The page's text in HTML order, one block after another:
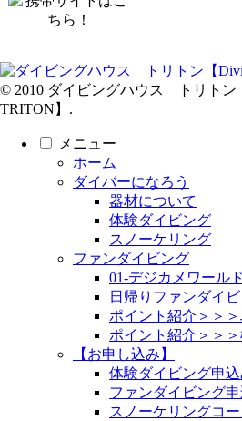
© 2010 ダイビングハウス トリトン
TRITON】.
メニュー
ホーム
ダイバーになろう
器材について
体験ダイビング
スノーケリング
ファンダイビング
01-デジカメワールド
日帰りファンダイ
ポイント紹介＞＞
ポイント紹介＞＞
【お申し込み】
体験ダイビング申込
ファンダイビング
スノーケリングコ